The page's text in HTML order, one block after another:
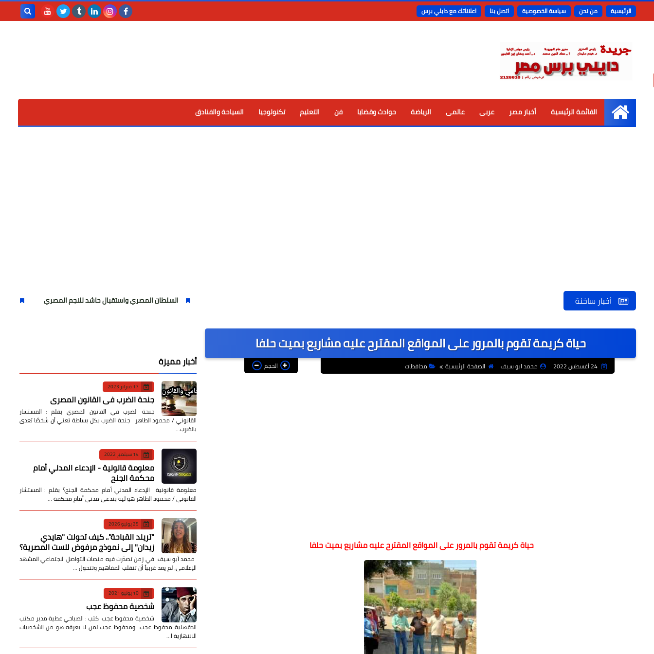
الرئيسية من نحن سياسة الخصوصية اتصل بنا اعلاناتك مع دايلي برس
الرئيسية
القائمة الرئيسية أخبار مصر عربى عالمى الرياضة حوادث وقضايا فن التعليم تكنولوجيا السياحة والفنادق
أخبار ساخنة السلطان المصري واستقبال حاشد للنجم المصري مولودية
حياة كريمة تقوم بالمرور على المواقع المقترح عليه مشاريع بميت حلفا
24 أغسطس 2022 محمد ابو سيف الصفحة الرئيسية محافظات الحجم
حياة كريمة تقوم بالمرور على المواقع المقترح عليه مشاريع بميت حلفا
أخبار مميزة
17 فبراير 2023
جنحة الضرب في القانون المصري
جنحة الضرب في القانون المصري بقلم : المستشار
القانوني / محمود الطاهر جنحة الضرب بكل بساطة تعني أن شخصًا تعدى
بالضرب…
14 سبتمبر 2022
معلومة قانونية - الإدعاء المدني أمام
محكمة الجنح
معلومة قانونية الإدعاء المدني أمام محكمة الجنح؟ بقلم : المستشار
القانوني / محمود الطاهر هو ليه بندعي مدني أمام محكمة …
25 يوليو 2026
​"تريند القباحة".. كيف تحولت "هايدي
زيدان" إلى نموذج مرفوض للست المصرية؟
​ محمد أبو سيف ​في زمن تصدّرت فيه منصات التواصل الاجتماعي المشهد
الإعلامي، لم يعد غريباً أن تنقلب المفاهيم وتتحول …
10 يونيو 2021
شخصية محفوظ عجب
شخصية محفوظ عجب كتب : الصباحي عطية مدير مكتب
الدقهلية محفوظ عجب ومحفوظ عجب لمن لا يعرفه هو من الشخصيات
الانتهازية ا…